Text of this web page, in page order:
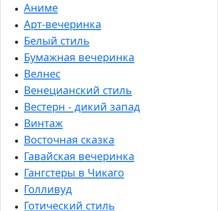
Аниме
Арт-вечеринка
Белый стиль
Бумажная вечеринка
Велнес
Венецианский стиль
Вестерн - дикий запад
Винтаж
Восточная сказка
Гавайская вечеринка
Гангстеры в Чикаго
Голливуд
Готический стиль